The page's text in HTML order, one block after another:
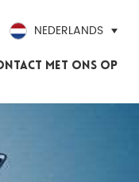
NEDERLANDS
MET ONS OP